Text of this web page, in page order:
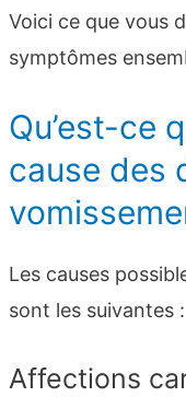
Voici ce que vous
symptômes
Qu’est-ce
cause des
Les causes
sont les suivantes :
Affections